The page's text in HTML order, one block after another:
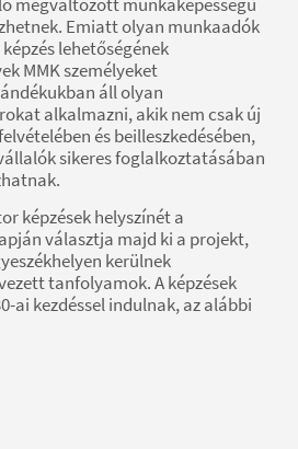
Emiatt olyan munkaadók
lehetőségének
MMK személyeket
áll olyan
alkalmazni, akik nem csak új
és beilleszkedésében,
sikeres foglalkoztatásában
képzések helyszínét a
választja majd ki a projekt,
kerülnek
tanfolyamok. A képzések
ai kezdéssel indulnak, az alábbi